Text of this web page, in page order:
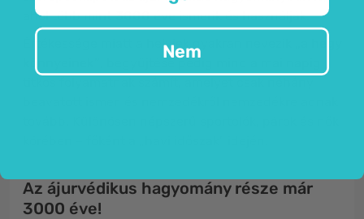
ahol többmint 3000 éveismerik és használják.
Értékessége miatt a helyiek gyakran nevezik
, begyűjtése pedig mind a mai napig
Az ájurvédikus hagyomány része már
3000 éve!
Nem